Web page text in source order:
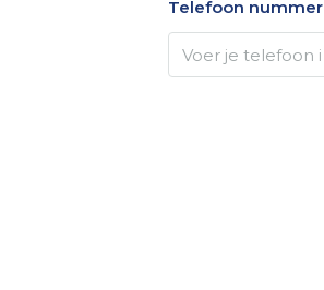
Telefoon nummer